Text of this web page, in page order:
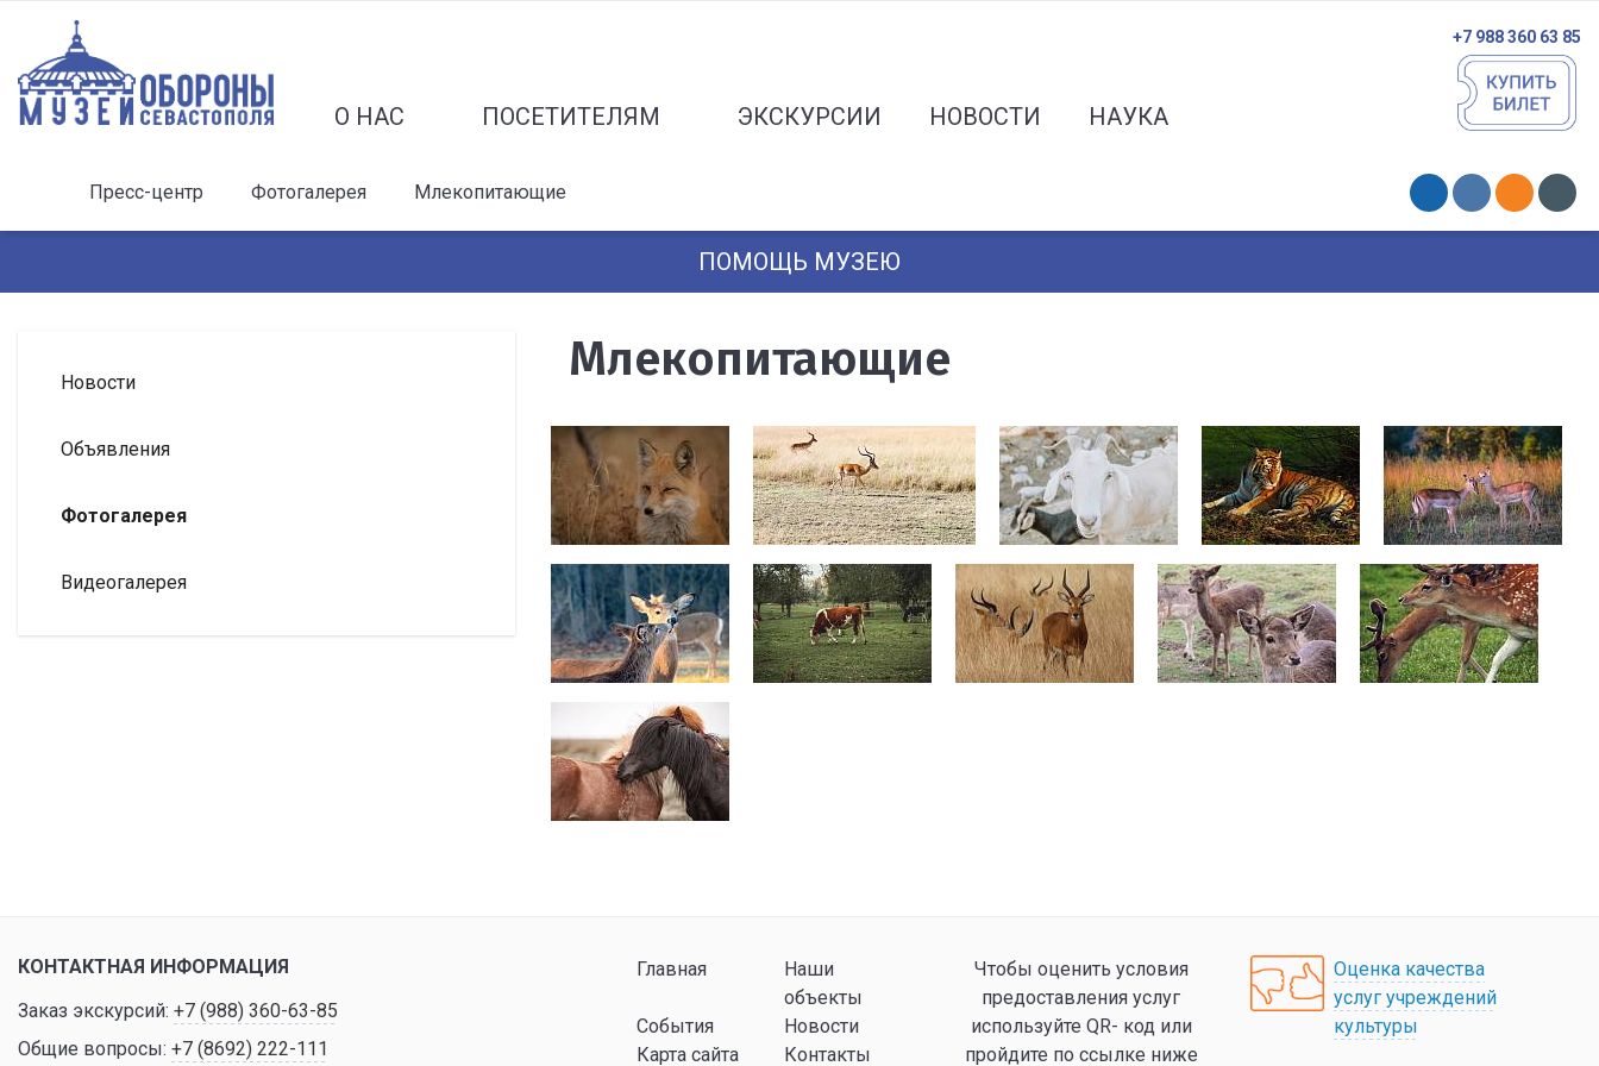
О НАС ПОСЕТИТЕЛЯМ ЭКСКУРСИИ НОВОСТИ НАУКА
+7 988 360 63 85
Пресс-центр Фотогалерея Млекопитающие
ПОМОЩЬ МУЗЕЮ
Новости
Объявления
Фотогалерея
Видеогалерея
Млекопитающие
КОНТАКТНАЯ ИНФОРМАЦИЯ
Заказ экскурсий: +7 (988) 360-63-85
Общие вопросы: +7 (8692) 222-111
Главная
Наши
объекты
События
Новости
Карта сайта
Контакты
Чтобы оценить условия
предоставления услуг
используйте QR- код или
пройдите по ссылке ниже
Оценка качества
услуг учреждений
культуры